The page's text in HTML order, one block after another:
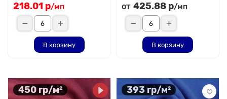
218.01 р/мп
В корзину
от 425.88 р/мп
В корзину
450 гр/м² 393 гр/м²